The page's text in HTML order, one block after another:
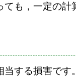
も，一定の計
する損害です。